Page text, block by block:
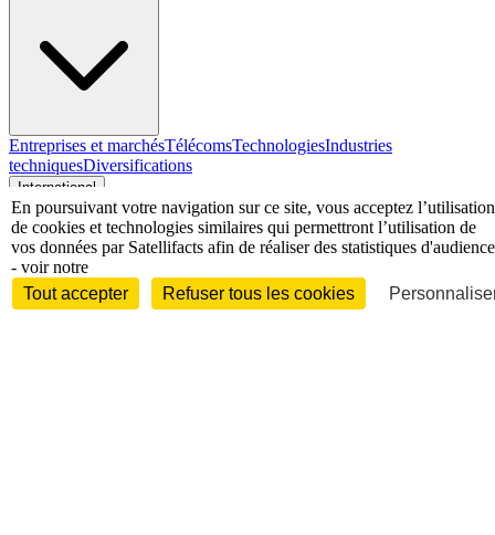
Entreprises et marchésTélécomsTechnologiesIndustries
techniquesDiversifications
International
International
Personnalités
En poursuivant votre navigation sur ce site, vous acceptez l’utilisation
de cookies et technologies similaires qui permettront l’utilisation de
vos données par Satellifacts afin de réaliser des statistiques d'audience
- voir notre
Tout accepter
Refuser tous les cookies